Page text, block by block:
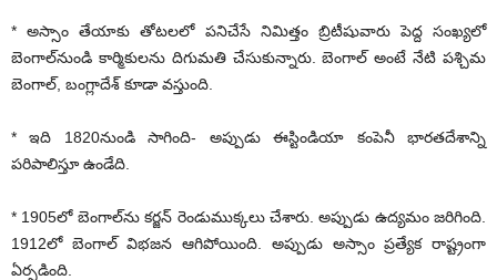
* అస్సాం తేయాకు తోటలలో పనిచేసే నిమిత్తం బ్రిటీషువారు పెద్ద సంఖ్యలో
బెంగాల్‌నుండి కార్మికులను దిగుమతి చేసుకున్నారు. బెంగాల్ అంటే నేటి పశ్చిమ
బెంగాల్, బంగ్లాదేశ్ కూడా వస్తుంది.
* ఇది 1820నుండి సాగింది- అప్పుడు ఈస్టిండియా కంపెనీ భారతదేశాన్ని
పరిపాలిస్తూ ఉండేది.
* 1905లో బెంగాల్‌ను కర్జన్ రెండుముక్కలు చేశారు. అప్పుడు ఉద్యమం జరిగింది.
1912లో బెంగాల్ విభజన ఆగిపోయింది. అప్పుడు అస్సాం ప్రత్యేక రాష్ట్రంగా
ఏర్పడింది.